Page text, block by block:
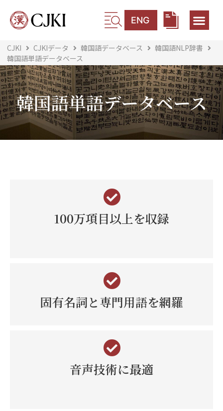
ENG
CJKI CJKIデータ 韓国語データベース
韓国語NLP辞書
韓国語単語データベース
韓国語単語データベース
100万項目以上を収録
固有名詞と専門用語を網羅
音声技術に最適